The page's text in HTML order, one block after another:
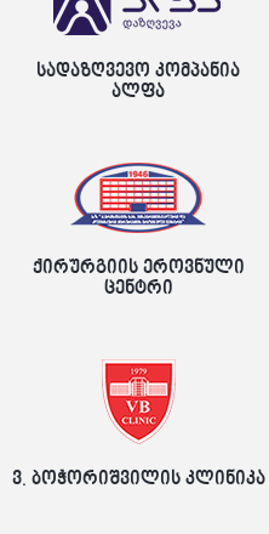
სადაზღვევო კომპანია
ალფა
ქირურგიის ეროვნული
ცენტრი
ვ. ბოჭორიშვილის კლინიკა